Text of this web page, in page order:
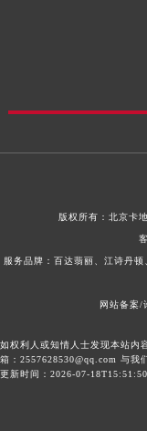
版权所有： 北京卡
服务品牌：百达翡丽、江诗丹
网站备案/
如权利人或知情人士发现本站内
箱：2557628530@qq.com 与我
更新时间：2026-07-